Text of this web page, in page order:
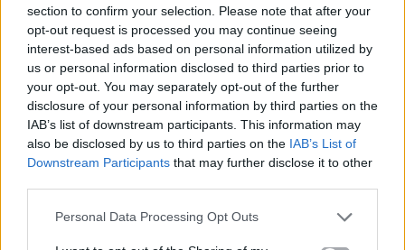
section to confirm your selection. Please note that after your
opt-out request is processed you may continue seeing
interest-based ads based on personal information utilized by
us or personal information disclosed to third parties prior to
your opt-out. You may separately opt-out of the further
disclosure of your personal information by third parties on the
IAB’s list of downstream participants. This information may
also be disclosed by us to third parties on the IAB’s List of
Downstream Participants that may further disclose it to other
Personal Data Processing Opt Outs